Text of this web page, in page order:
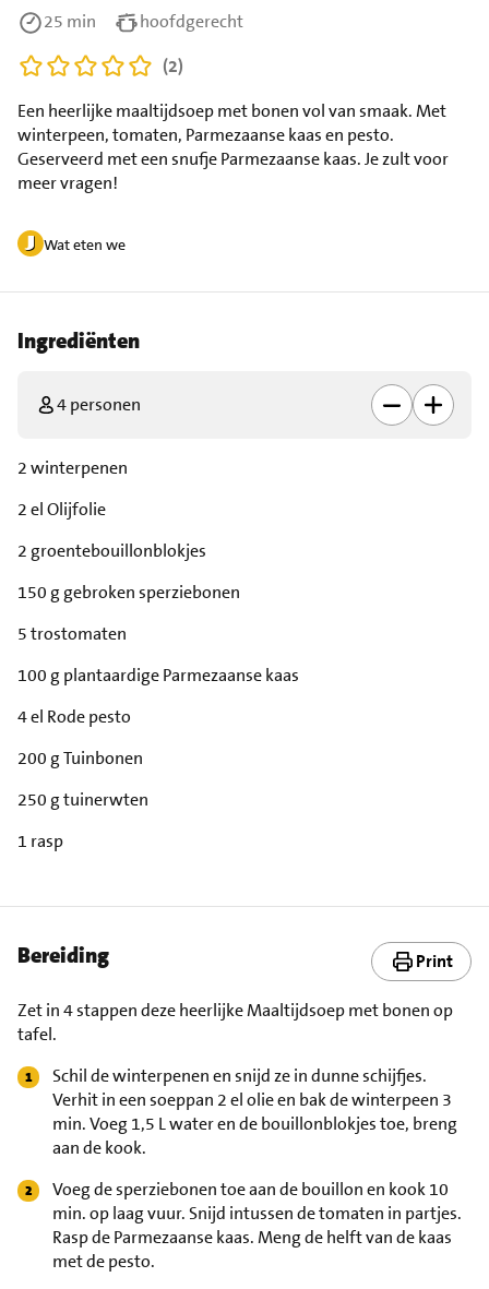
Wat eten we
Een heerlijke maaltijdsoep met bonen vol van smaak. Met
winterpeen, tomaten, Parmezaanse kaas en pesto.
Geserveerd met een snufje Parmezaanse kaas. Je zult voor
meer vragen!
25 min
hoofdgerecht
(2)
Ingrediënten
4 personen
2 winterpenen
2 el Olijfolie
2 groentebouillonblokjes
150 g gebroken sperziebonen
5 trostomaten
100 g plantaardige Parmezaanse kaas
4 el Rode pesto
200 g Tuinbonen
250 g tuinerwten
1 rasp
Bereiding Print
Zet in 4 stappen deze heerlijke Maaltijdsoep met bonen op
tafel.
Schil de winterpenen en snijd ze in dunne schijfjes.
Verhit in een soeppan 2 el olie en bak de winterpeen 3
min. Voeg 1,5 L water en de bouillonblokjes toe, breng
aan de kook.
Voeg de sperziebonen toe aan de bouillon en kook 10
min. op laag vuur. Snijd intussen de tomaten in partjes.
Rasp de Parmezaanse kaas. Meng de helft van de kaas
met de pesto.